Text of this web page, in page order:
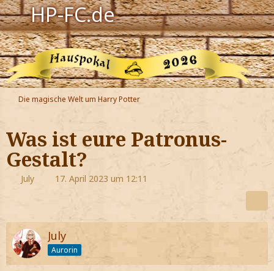
HP-FC.de
Navigation
Harry Potter
Der HP-FC
Hogwarts
Zauberwelt
Willkommen
Jetzt Fanclub-Mitglied werden!
Die magische Welt um Harry Potter
Was ist eure Patronus-
Gestalt?
July 17. April 2023 um 12:11
July
Aurorin